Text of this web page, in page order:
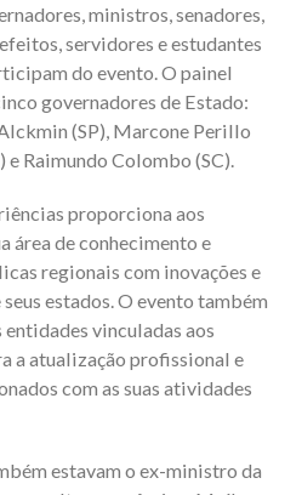
ministros, senadores,
servidores e estudantes
do evento. O painel
governadores de Estado:
(SP), Marcone Perillo
Raimundo Colombo (SC).
proporciona aos
área de conhecimento e
regionais com inovações e
estados. O evento também
vinculadas aos
a atualização profissional e
com as suas atividades
estavam o ex-ministro da